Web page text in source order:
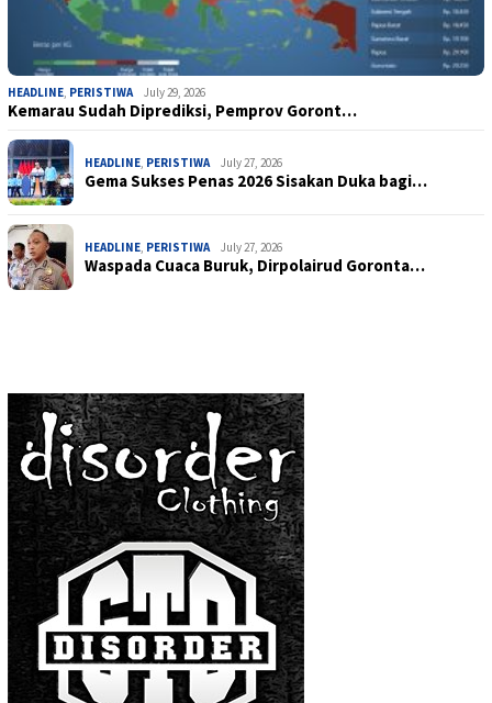
HEADLINE, PERISTIWA July 29, 2026
Kemarau Sudah Diprediksi, Pemprov Goront…
HEADLINE, PERISTIWA July 27, 2026
Gema Sukses Penas 2026 Sisakan Duka bagi…
HEADLINE, PERISTIWA July 27, 2026
Waspada Cuaca Buruk, Dirpolairud Goronta…